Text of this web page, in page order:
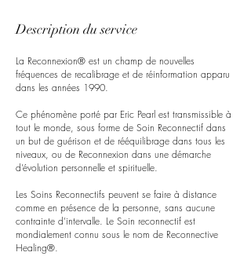
Description du service
La Reconnexion® est un champ de nouvelles
fréquences de recalibrage et de réinformation apparu
dans les années 1990.
Ce phénomène porté par Eric Pearl est transmissible à
tout le monde, sous forme de Soin Reconnectif dans
un but de guérison et de rééquilibrage dans tous les
niveaux, ou de Reconnexion dans une démarche
d’évolution personnelle et spirituelle.
Les Soins Reconnectifs peuvent se faire à distance
comme en présence de la personne, sans aucune
contrainte d’intervalle. Le Soin reconnectif est
mondialement connu sous le nom de Reconnective
Healing®.